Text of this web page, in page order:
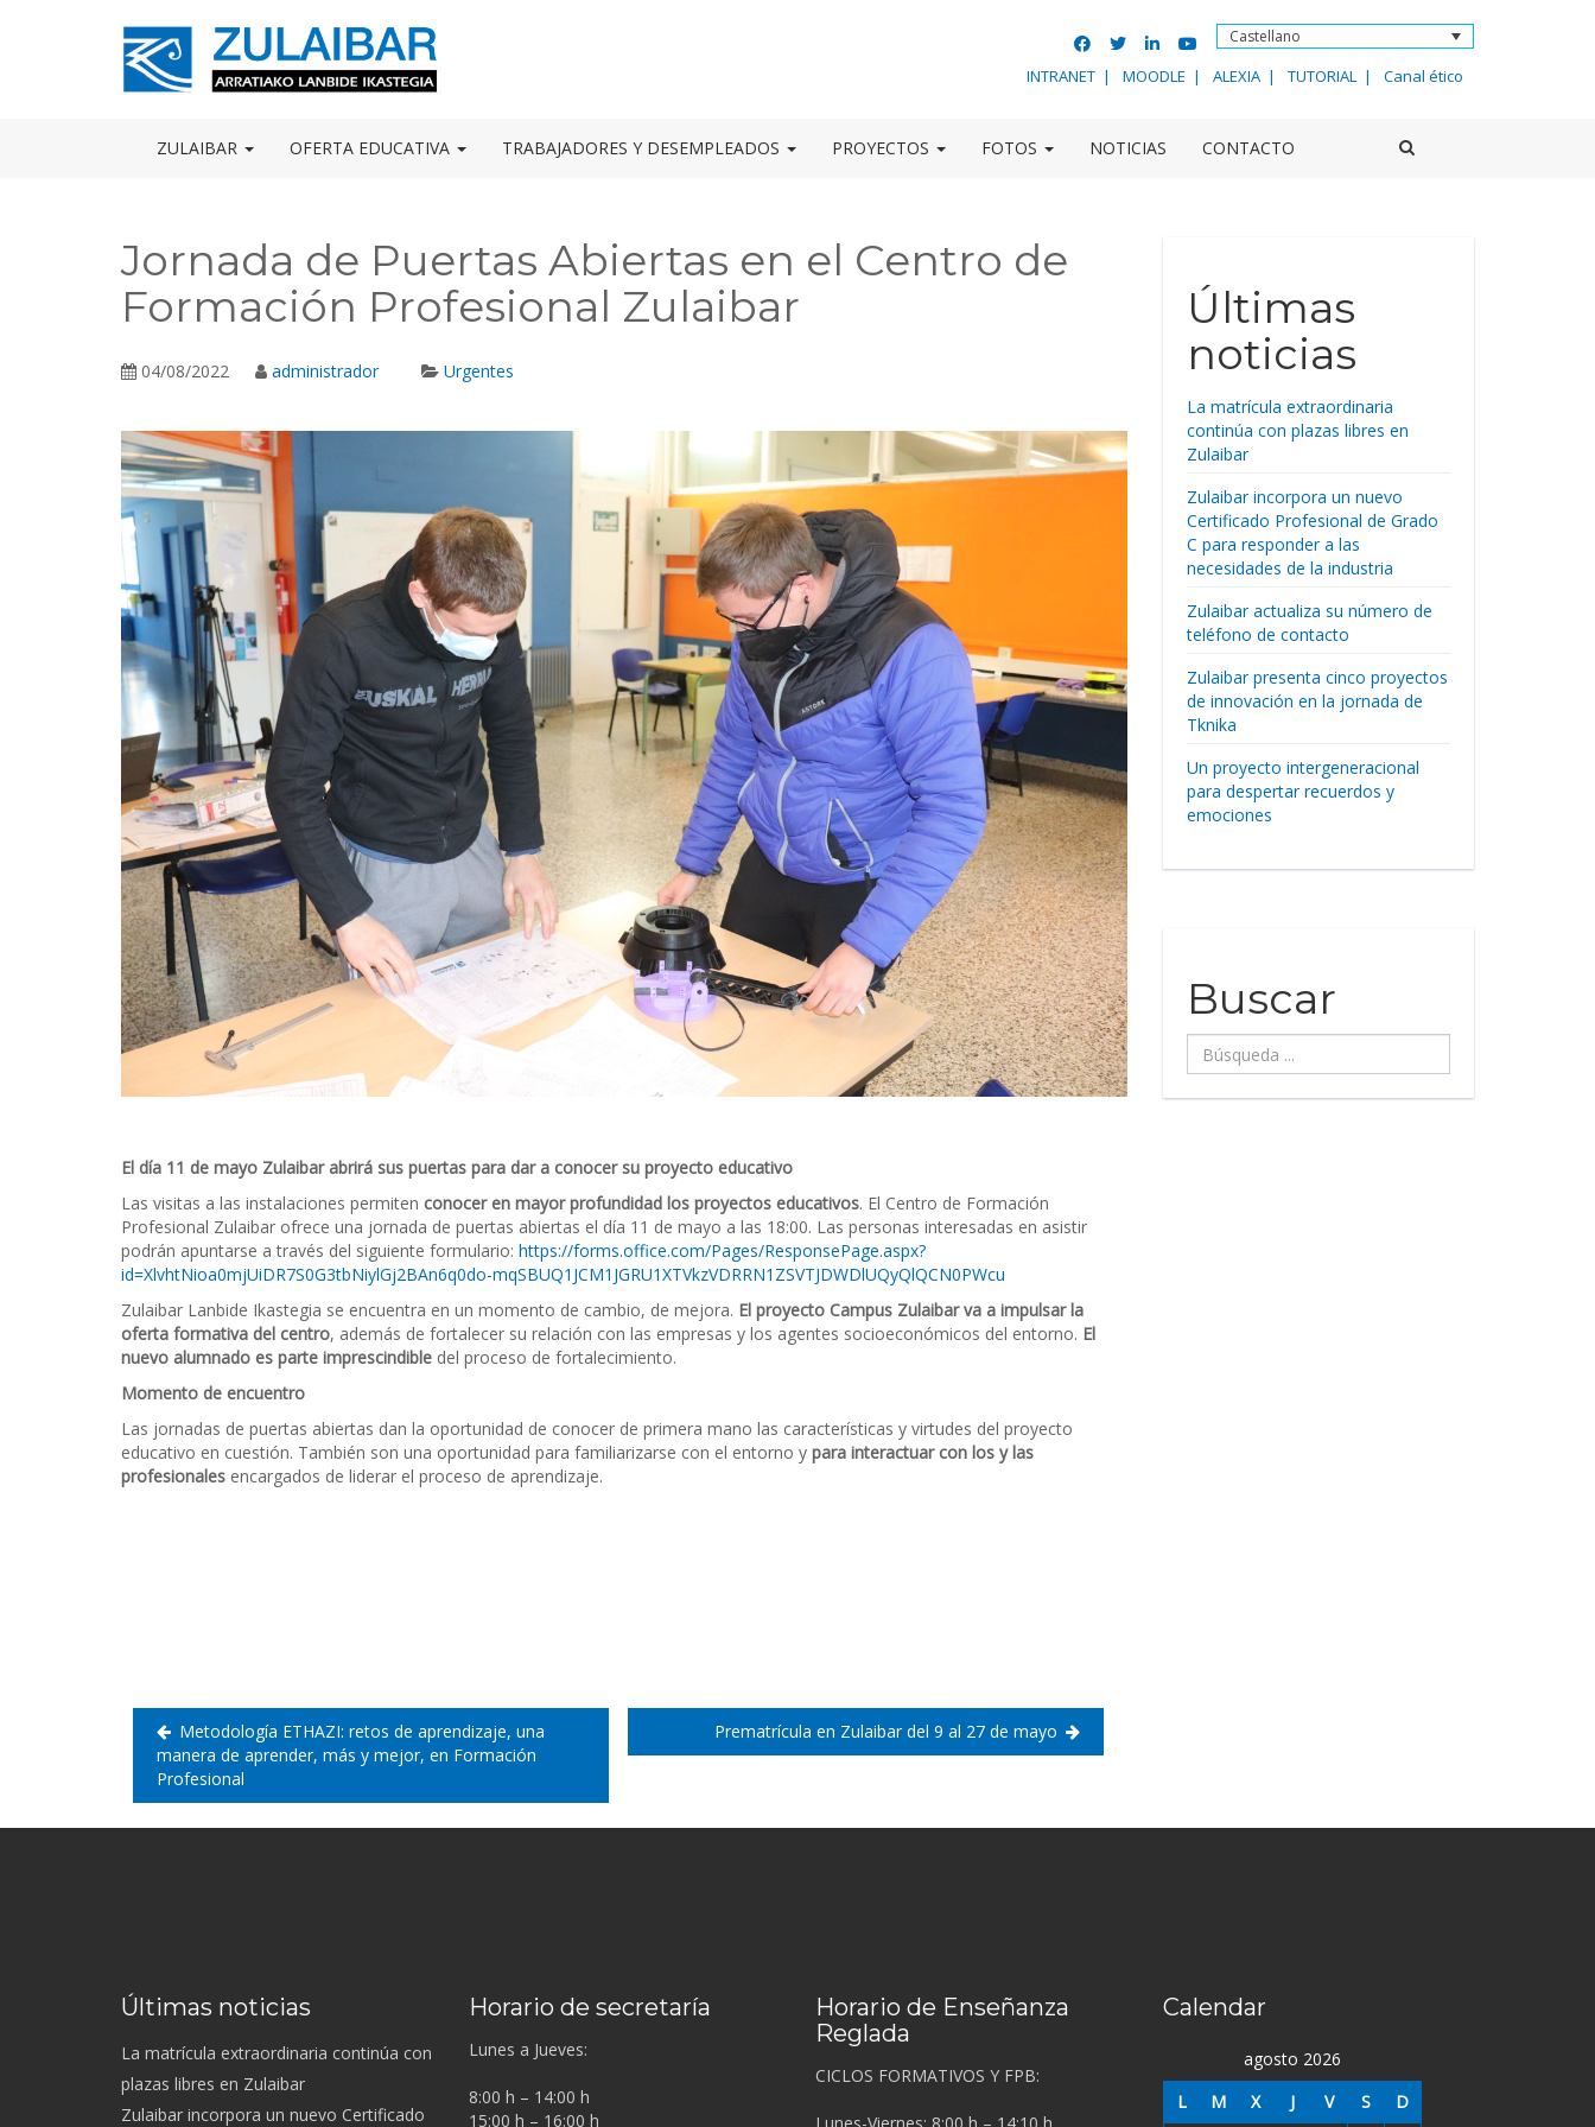
Castellano
INTRANET MOODLE ALEXIA TUTORIAL Canal ético
ZULAIBAR OFERTA EDUCATIVA TRABAJADORES Y DESEMPLEADOS PROYECTOS FOTOS NOTICIAS CONTACTO
Jornada de Puertas Abiertas en el Centro de
Formación Profesional Zulaibar
04/08/2022 administrador Urgentes
El día 11 de mayo Zulaibar abrirá sus puertas para dar a conocer su proyecto educativo
Las visitas a las instalaciones permiten conocer en mayor profundidad los proyectos educativos. El Centro de Formación
Profesional Zulaibar ofrece una jornada de puertas abiertas el día 11 de mayo a las 18:00. Las personas interesadas en asistir
podrán apuntarse a través del siguiente formulario: https://forms.office.com/Pages/ResponsePage.aspx?
id=XlvhtNioa0mjUiDR7S0G3tbNiylGj2BAn6q0do-mqSBUQ1JCM1JGRU1XTVkzVDRRN1ZSVTJDWDlUQyQlQCN0PWcu
Zulaibar Lanbide Ikastegia se encuentra en un momento de cambio, de mejora. El proyecto Campus Zulaibar va a impulsar la
oferta formativa del centro, además de fortalecer su relación con las empresas y los agentes socioeconómicos del entorno. El
nuevo alumnado es parte imprescindible del proceso de fortalecimiento.
Momento de encuentro
Las jornadas de puertas abiertas dan la oportunidad de conocer de primera mano las características y virtudes del proyecto
educativo en cuestión. También son una oportunidad para familiarizarse con el entorno y para interactuar con los y las
profesionales encargados de liderar el proceso de aprendizaje.
Metodología ETHAZI: retos de aprendizaje, una
manera de aprender, más y mejor, en Formación
Profesional
Prematrícula en Zulaibar del 9 al 27 de mayo
Últimas
noticias
La matrícula extraordinaria
continúa con plazas libres en
Zulaibar
Zulaibar incorpora un nuevo
Certificado Profesional de Grado
C para responder a las
necesidades de la industria
Zulaibar actualiza su número de
teléfono de contacto
Zulaibar presenta cinco proyectos
de innovación en la jornada de
Tknika
Un proyecto intergeneracional
para despertar recuerdos y
emociones
Buscar
Búsqueda
...
Últimas noticias
La matrícula extraordinaria continúa con
plazas libres en Zulaibar
Zulaibar incorpora un nuevo Certificado
Horario de secretaría
Lunes a Jueves:
8:00 h – 14:00 h
15:00 h – 16:00 h
Horario de Enseñanza
Reglada
CICLOS FORMATIVOS Y FPB:
Calendar
agosto 2026
L
M X J V S D